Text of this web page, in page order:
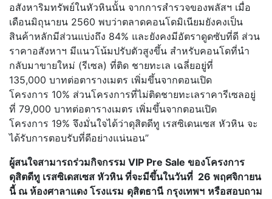
อสังหาริมทรัพย์ในหัวหินนั้น จากการสำรวจของพลัสฯ เมื่อ
เดือนมิถุนายน 2560 พบว่าตลาดคอนโดมิเนียมยังคงเป็น
สินค้าหลักมีส่วนแบ่งถึง 84% และยังคงมีอัตราดูดซับที่ดี ส่วน
ราคาอสังหาฯ มีแนวโน้มปรับตัวสูงขึ้น สำหรับคอนโดที่นำ
กลับมาขายใหม่ (รีเซล) ที่ติด ชายทะเล เฉลี่ยอยู่ที่
135,000 บาทต่อตารางเมตร เพิ่มขึ้นจากตอนเปิด
โครงการ 10% ส่วนโครงการที่ไม่ติดชายทะเลราคารีเซลอยู่
ที่ 79,000 บาทต่อตารางเมตร เพิ่มขึ้นจากตอนเปิด
โครงการ 19% จึงมั่นใจได้ว่าดุสิตดีทู เรสซิเดนเซส หัวหิน จะ
ได้รับการตอบรับที่ดีอย่างแน่นอน”
ผู้สนใจสามารถร่วมกิจกรรม VIP Pre Sale ของโครงการ
ดุสิตดีทู เรสซิเดสเซส หัวหิน ที่จะมีขึ้นในวันที่ 26 พฤศจิกายน
นี้ ณ​ ห้องศาลาแดง โรงแรม ดุสิตธานี กรุงเทพฯ หรือสอบถาม